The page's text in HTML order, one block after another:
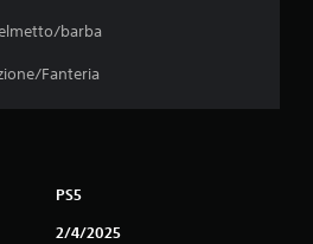
barba
Fanteria
PS5
2/4/2025